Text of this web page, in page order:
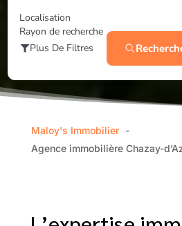
Localisation
Rayon de recherche
Plus De Filtres
Maloy's Immobilier
Agence immobilière Chazay-